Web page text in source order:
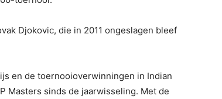
Djokovic, die in 2011 ongeslagen bleef
en de toernooioverwinningen in Indian
Masters sinds de jaarwisseling. Met de